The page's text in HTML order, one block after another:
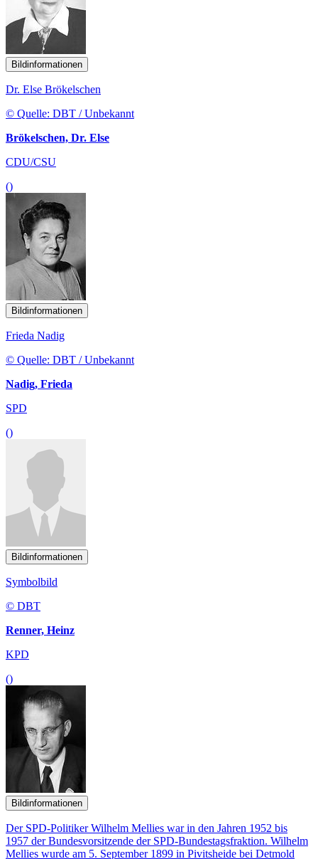
Bildinformationen
Dr. Else Brökelschen
© Quelle: DBT / Unbekannt
Brökelschen, Dr. Else
CDU/CSU
()
Bildinformationen
Frieda Nadig
© Quelle: DBT / Unbekannt
Nadig, Frieda
SPD
()
Bildinformationen
Symbolbild
© DBT
Renner, Heinz
KPD
()
Bildinformationen
Der SPD-Politiker Wilhelm Mellies war in den Jahren 1952 bis
1957 der Bundesvorsitzende der SPD-Bundestagsfraktion. Wilhelm
Mellies wurde am 5. September 1899 in Pivitsheide bei Detmold